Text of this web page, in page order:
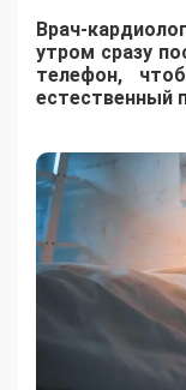
Врач-
утром сразу
телефон,
естественный